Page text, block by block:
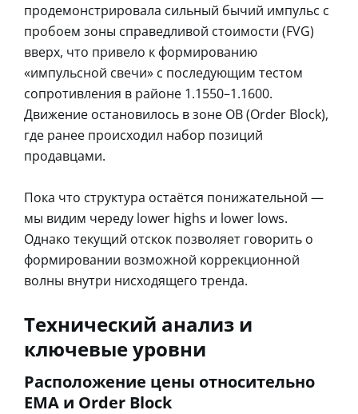
продемонстрировала сильный бычий импульс с
пробоем зоны справедливой стоимости (FVG)
вверх, что привело к формированию
«импульсной свечи» с последующим тестом
сопротивления в районе 1.1550–1.1600.
Движение остановилось в зоне OB (Order Block),
где ранее происходил набор позиций
продавцами.
Пока что структура остаётся понижательной —
мы видим череду lower highs и lower lows.
Однако текущий отскок позволяет говорить о
формировании возможной коррекционной
волны внутри нисходящего тренда.
Технический анализ и
ключевые уровни
Расположение цены относительно
EMA и Order Block